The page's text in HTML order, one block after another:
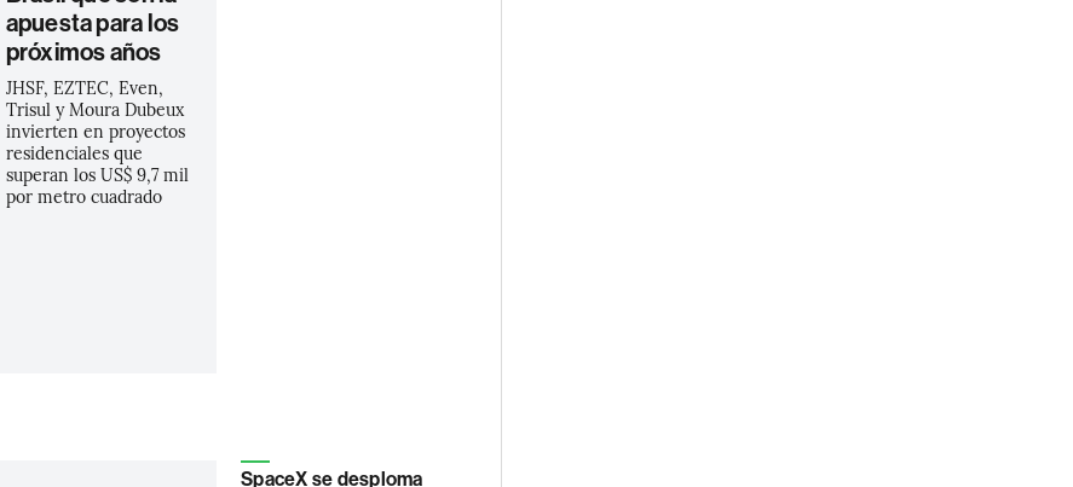
apuesta para los
próximos años
JHSF, EZTEC, Even,
Trisul y Moura Dubeux
invierten en proyectos
residenciales que
superan los US$ 9,7 mil
por metro cuadrado
SpaceX se desploma